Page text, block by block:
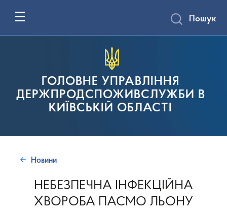
ГОЛОВНЕ УПРАВЛІННЯ
ДЕРЖПРОДСПОЖИВСЛУЖБИ В
КИЇВСЬКІЙ ОБЛАСТІ
Пошук
Новини
НЕБЕЗПЕЧНА ІНФЕКЦІЙНА
ХВОРОБА ПАСМО ЛЬОНУ